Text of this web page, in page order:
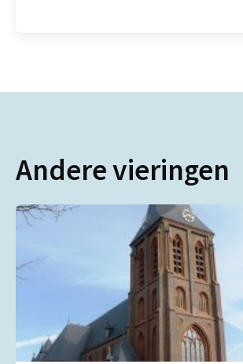
Andere vieringen